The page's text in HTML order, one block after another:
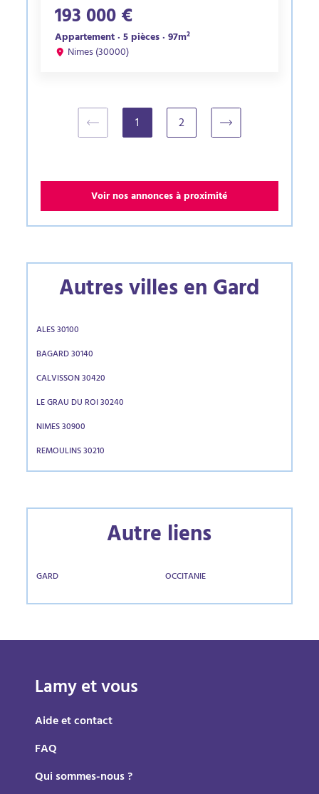
193 000 €
Appartement · 5 pièces · 97m²
Nimes (30000)
1(current)2
Voir nos annonces à proximité
Autres villes en Gard
ALES 30100
BAGARD 30140
CALVISSON 30420
LE GRAU DU ROI 30240
NIMES 30900
REMOULINS 30210
Autre liens
GARD OCCITANIE
Lamy et vous
Aide et contact
FAQ
Qui sommes-nous ?